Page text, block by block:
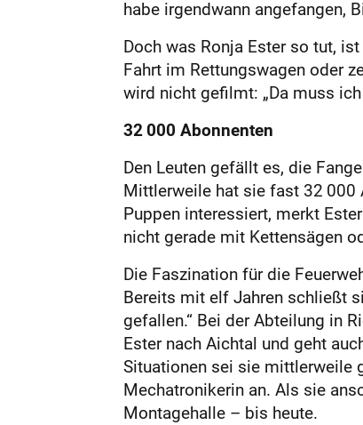
habe irgendwann angefangen,
Doch was Ronja Ester so tut,
Fahrt im Rettungswagen oder
wird nicht gefilmt: „Da muss
32 000 Abonnenten
Den Leuten gefällt es, die
Mittlerweile hat sie fast 32 000
Puppen interessiert, merkt
nicht gerade mit Kettensägen
Die Faszination für die
Bereits mit elf Jahren schließt
gefallen.“ Bei der Abteilung in
Ester nach Aichtal und geht
Situationen sei sie mittlerweile
Mechatronikerin an. Als sie
Montagehalle – bis heute.